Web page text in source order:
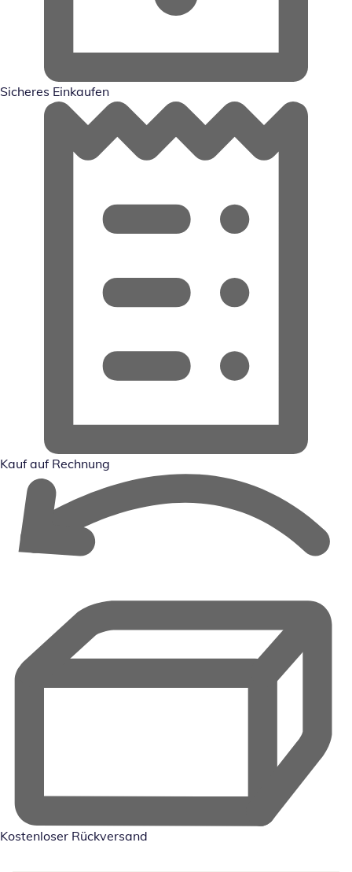
Sicheres Einkaufen
Kauf auf Rechnung
Kostenloser Rückversand